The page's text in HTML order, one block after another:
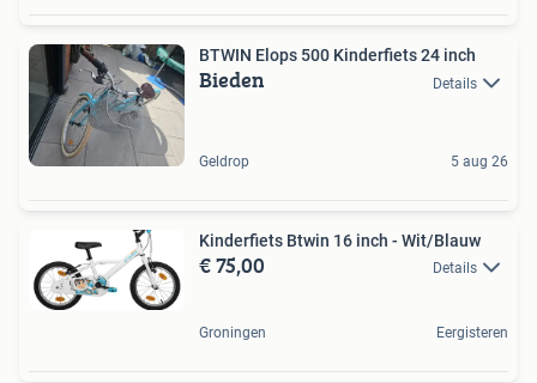
BTWIN Elops 500 Kinderfiets 24 inch
Bieden Details
Geldrop 5 aug 26
Kinderfiets Btwin 16 inch - Wit/Blauw
€ 75,00 Details
Groningen Eergisteren